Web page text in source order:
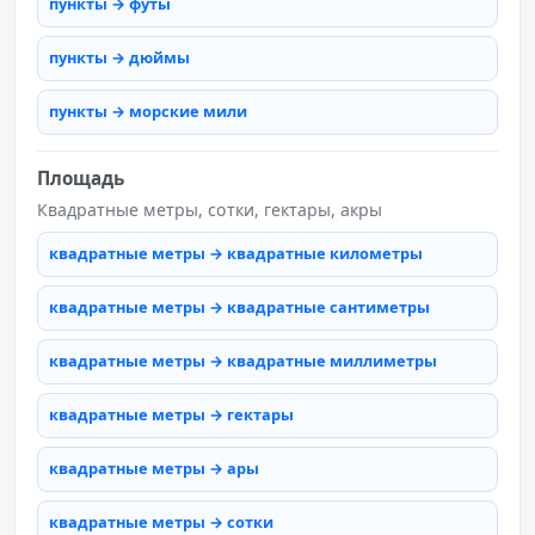
пункты → дюймы
пункты → морские мили
Площадь
Квадратные метры, сотки, гектары, акры
квадратные метры → квадратные километры
квадратные метры → квадратные сантиметры
квадратные метры → квадратные миллиметры
квадратные метры → гектары
квадратные метры → ары
квадратные метры → сотки